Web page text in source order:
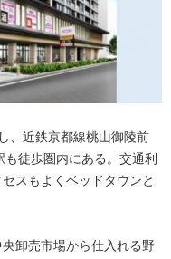
、近鉄京都線桃山御陵前
徒歩圏内にある。交通利
スもよくベッドタウンと
卸売市場から仕入れる野